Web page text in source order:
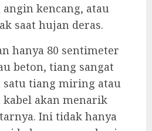
kencang, atau
saat hujan deras.
hanya 80 sentimeter
beton, tiang sangat
satu tiang miring atau
akan menarik
Ini tidak hanya